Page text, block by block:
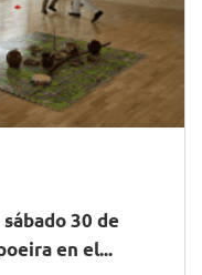
30 de
en el...